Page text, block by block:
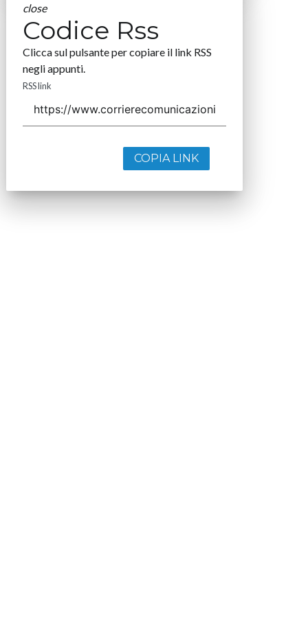
close
Codice Rss
Clicca sul pulsante per copiare il link RSS
negli appunti.
RSS link
COPIA LINK